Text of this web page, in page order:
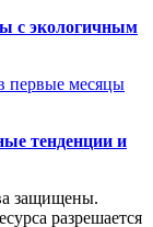
с экологичным
первые месяцы
тенденции и
защищены.
разрешается